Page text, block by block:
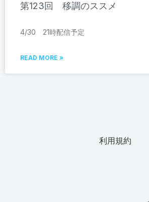
第123回 移調のススメ
4/30 21時配信予定
READ MORE »
利用規約